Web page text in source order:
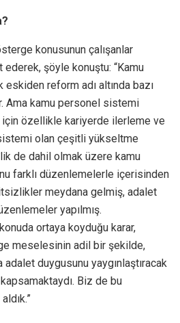
konusunun çalışanlar
ederek, şöyle konuştu: “Kamu
reform adı altında bazı
Ama kamu personel sistemi
için özellikle kariyerde ilerleme ve
olan çeşitli yükseltme
de dahil olmak üzere kamu
farklı düzenlemelerle içerisinden
meydana gelmiş, adalet
yapılmış.
ortaya koyduğu karar,
meselesinin adil bir şekilde,
adalet duygusunu yaygınlaştıracak
Biz de bu